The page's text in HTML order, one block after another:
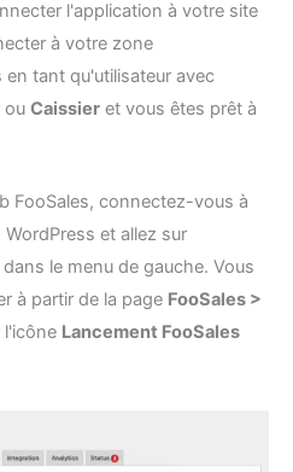
l'application à votre site
à votre zone
tant qu'utilisateur avec
ou Caissier et vous êtes prêt à
FooSales, connectez-vous à
et allez sur
dans le menu de gauche. Vous
à partir de la page FooSales >
l'icône Lancement FooSales